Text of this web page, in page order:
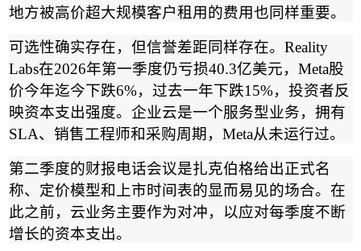
地方被高价超大规模客户租用的费用也同样重要。
可选性确实存在，但信誉差距同样存在。 Reality
Labs在2026年第一季度仍亏损40.3亿美元， Meta股
价今年迄今下跌6%，过去一年下跌15%，投资者反
映资本支出强度。企业云是一个服务型业务，拥有
SLA、销售工程师和采购周期， Meta从未运行过。
第二季度的财报电话会议是扎克伯格给出正式名
称、定价模型和上市时间表的显而易见的场合。在
此之前，云业务主要作为对冲，以应对每季度不断
增长的资本支出。